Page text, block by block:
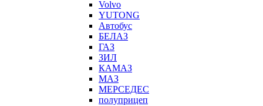
Volvo
YUTONG
Автобус
БЕЛАЗ
ГАЗ
ЗИЛ
КАМАЗ
МАЗ
МЕРСЕДЕС
полуприцеп